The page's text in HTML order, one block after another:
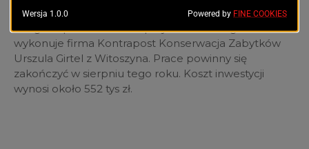
Drugi etap remontu willi przy ul. Krasickiego 6
wykonuje firma Kontrapost Konserwacja Zabytków
Urszula Girtel z Witoszyna. Prace powinny się
zakończyć w sierpniu tego roku. Koszt inwestycji
wynosi około 552 tys zł.